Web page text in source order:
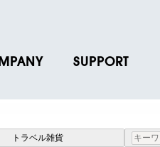
ト
SUPPORT
各種お問い合わせ
トラベル雑貨